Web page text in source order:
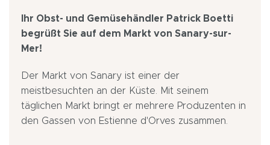
Ihr Obst- und Gemüsehändler Patrick Boetti
begrüßt Sie auf dem Markt von Sanary-sur-
Mer!
Der Markt von Sanary ist einer der
meistbesuchten an der Küste. Mit seinem
täglichen Markt bringt er mehrere Produzenten in
den Gassen von Estienne d'Orves zusammen.